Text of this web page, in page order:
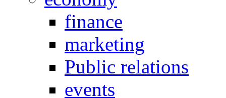
finance
marketing
Public relations
events